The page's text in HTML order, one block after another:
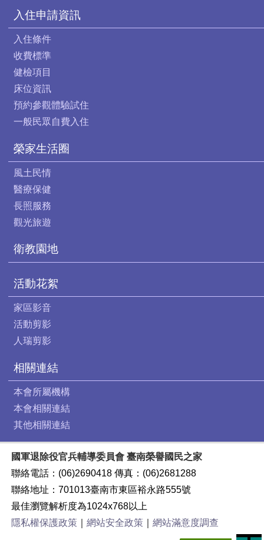
入住申請資訊
入住條件
收費標準
健檢項目
床位資訊
預約參觀體驗試住
一般民眾自費入住
榮家生活圈
風土民情
醫療保健
長照服務
觀光旅遊
衛教園地
活動花絮
家區影音
活動剪影
人瑞剪影
相關連結
本會所屬機構
本會相關連結
其他相關連結
國軍退除役官兵輔導委員會 臺南榮譽國民之家
聯絡電話：(06)2690418 傳真：(06)2681288
聯絡地址：701013臺南市東區裕永路555號
最佳瀏覽解析度為1024x768以上
隱私權保護政策｜ 網站安全政策｜ 網站滿意度調查